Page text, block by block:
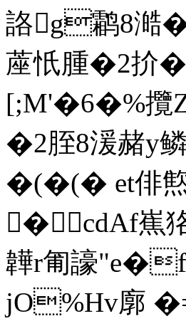
詻g鹴8澔
蓙忯腫�2
[;M'�6�%攬Z
�2胵8湲赭y
�(�(� et俳燞
�cdAf嶣狢
韡r匍譹
jO%Hv廓